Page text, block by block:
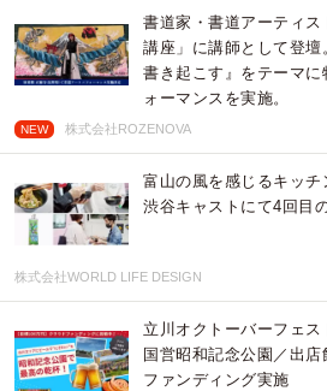
書道家・書道アーティ
講座」に講師として登
書き起こす』をテーマ
ォーマンスを実施。
NEW 株式会社ROZENOVA
富山の風を感じるキッ
渋谷キャストにて4回目
株式会社WORLD LIFE DESIGN
立川オクトーバーフェス
国営昭和記念公園／出
ファンディング実施